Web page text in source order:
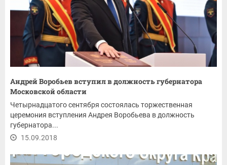
Андрей Воробьев вступил в должность губернатора
Московской области
Четырнадцатого сентября состоялась торжественная
церемония вступления Андрея Воробьева в должность
губернатора...
15.09.2018